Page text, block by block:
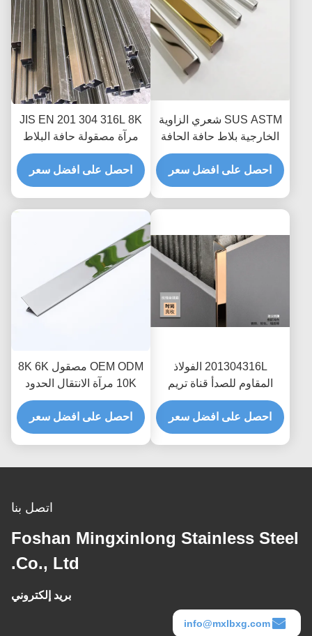
SUS ASTM شعري الزاوية
الخارجية بلاط حافة الحافة
لتزيين السيراميك
احصل على افضل سعر
JIS EN 201 304 316L 8K
مرآة مصقولة حافة البلاط
المصقول لحماية حافة
الجدار الأرضية
احصل على افضل سعر
201304316L الفولاذ
المقاوم للصدأ قناة تريم
الشخصي لكونر المطبخ
السيراميك حافة أو جدار
حماية الزخرفية
احصل على افضل سعر
OEM ODM مصقول 8K 6K
10K مرآة الانتقال الحدود
متفوقا تقليم لأدوات بلاط
الرخام كونر حافة الديكور
في الحمام
احصل على افضل سعر
اتصل بنا
Foshan Mingxinlong Stainless Steel
Co., Ltd.
بريد إلكتروني
info@mxlbxg.com